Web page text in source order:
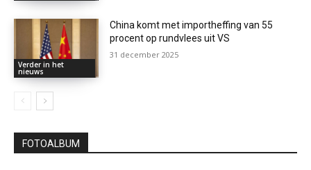
Verder in het
nieuws
China komt met importheffing van 55
procent op rundvlees uit VS
31 december 2025
FOTOALBUM